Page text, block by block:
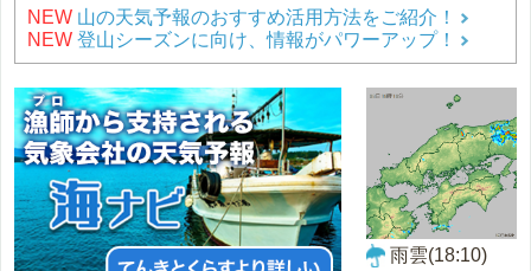
NEW 山の天気予報のおすすめ活用方法をご紹介！
NEW 登山シーズンに向け、情報がパワーアップ！
雨雲(18:10)